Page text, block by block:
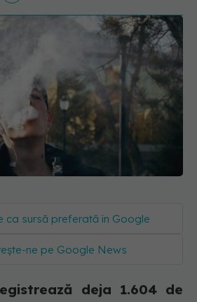
ca sursă preferată în Google
ne pe Google News
deja 1.604 de